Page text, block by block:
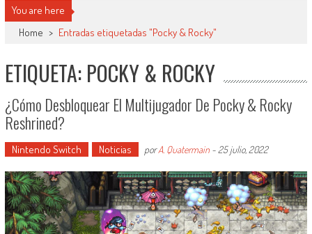
You are here
Home > Entradas etiquetadas "Pocky & Rocky"
ETIQUETA: POCKY & ROCKY
¿Cómo Desbloquear El Multijugador De Pocky & Rocky
Reshrined?
Nintendo Switch Noticias porA. Quatermain- 25 julio, 2022